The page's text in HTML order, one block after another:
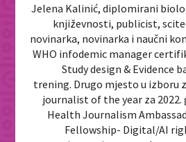
Jelena Kalinić, diplomirani
književnosti, publicist,
novinarka, novinarka i naučni
WHO infodemic manager
Study design & Evidence
trening. Drugo mjesto u izboru
journalist of the year za
Health Journalism
Fellowship- Digital/AI